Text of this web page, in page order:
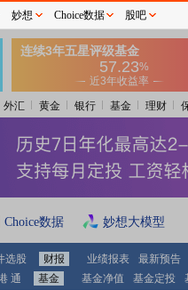
外汇 黄金 银行 基金 理财
Choice数据 妙想大模型
选股 财报 业绩报表 最新预告
通 基金 基金净值 基金定投
妙想 Choice数据 股吧